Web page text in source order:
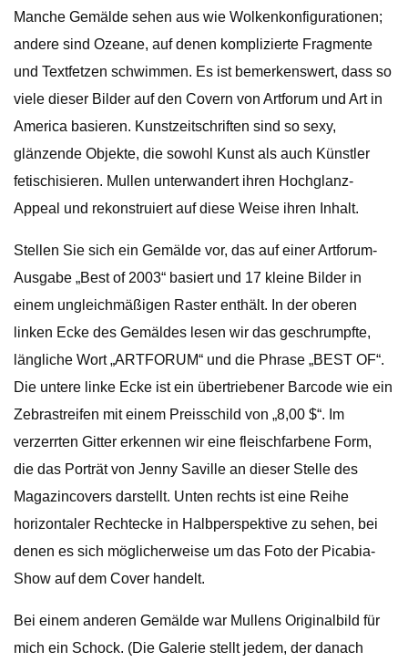
Manche Gemälde sehen aus wie Wolkenkonfigurationen;
andere sind Ozeane, auf denen komplizierte Fragmente
und Textfetzen schwimmen. Es ist bemerkenswert, dass so
viele dieser Bilder auf den Covern von Artforum und Art in
America basieren. Kunstzeitschriften sind so sexy,
glänzende Objekte, die sowohl Kunst als auch Künstler
fetischisieren. Mullen unterwandert ihren Hochglanz-
Appeal und rekonstruiert auf diese Weise ihren Inhalt.
Stellen Sie sich ein Gemälde vor, das auf einer Artforum-
Ausgabe „Best of 2003“ basiert und 17 kleine Bilder in
einem ungleichmäßigen Raster enthält. In der oberen
linken Ecke des Gemäldes lesen wir das geschrumpfte,
längliche Wort „ARTFORUM“ und die Phrase „BEST OF“.
Die untere linke Ecke ist ein übertriebener Barcode wie ein
Zebrastreifen mit einem Preisschild von „8,00 $“. Im
verzerrten Gitter erkennen wir eine fleischfarbene Form,
die das Porträt von Jenny Saville an dieser Stelle des
Magazincovers darstellt. Unten rechts ist eine Reihe
horizontaler Rechtecke in Halbperspektive zu sehen, bei
denen es sich möglicherweise um das Foto der Picabia-
Show auf dem Cover handelt.
Bei einem anderen Gemälde war Mullens Originalbild für
mich ein Schock. (Die Galerie stellt jedem, der danach